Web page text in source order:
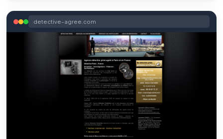
detective-agree.com